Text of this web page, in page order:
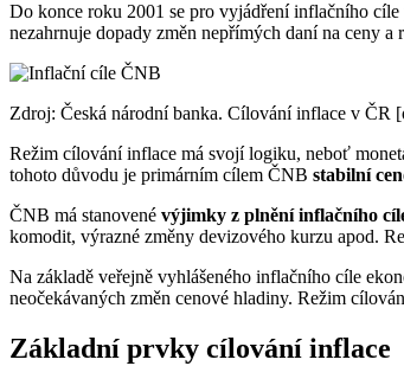
Do konce roku 2001 se pro vyjádření inflačního cíle
nezahrnuje dopady změn nepřímých daní na ceny a
Zdroj: Česká národní banka. Cílování inflace v
Režim cílování inflace má svojí logiku, neboť
tohoto důvodu je primárním cílem ČNB stabilní
ČNB má stanovené výjimky z plnění inflačního
komodit, výrazné změny devizového kurzu apod.
Na základě veřejně vyhlášeného inflačního cíle
neočekávaných změn cenové hladiny. Režim
Základní prvky cílování inflace